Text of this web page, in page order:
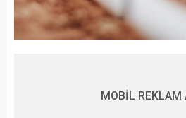
MOBİL REKLAM